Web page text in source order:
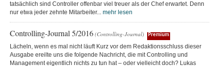
tatsächlich sind Controller offenbar viel treuer als der Chef erwartet. Denn
nur etwa jeder zehnte Mitarbeiter... mehr lesen
Controlling-Journal 5/2016 (Controlling-Journal) Premium
Lächeln, wenn es mal nicht läuft Kurz vor dem Redaktionsschluss dieser
Ausgabe ereilte uns die folgende Nachricht, die mit Controlling und
Management eigentlich nichts zu tun hat – oder vielleicht doch? Lukas